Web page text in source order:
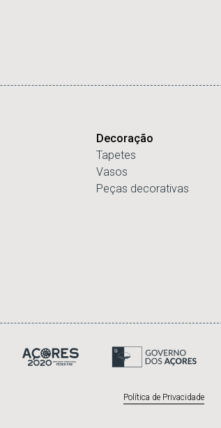
Decoração
Tapetes
Vasos
Peças decorativas
Política de Privacidade